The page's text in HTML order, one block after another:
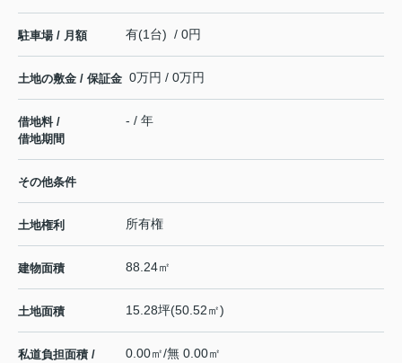
駐車場 / 月額 有(1台) / 0円
土地の敷金 / 保証金 0万円 / 0万円
借地料 /
借地期間
- / 年
その他条件
土地権利 所有権
建物面積 88.24㎡
土地面積 15.28坪(50.52㎡)
私道負担面積 /
0.00㎡/無 0.00㎡